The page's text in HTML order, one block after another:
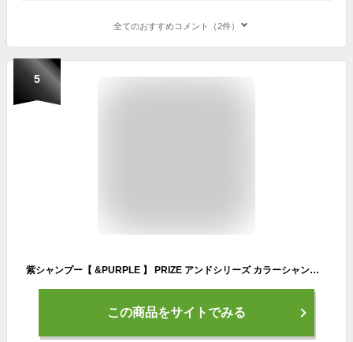
全てのおすすめコメント（2件）
5
紫シャンプー【 &PURPLE 】 PRIZE アンドシリーズ カラーシャンプー アンドパープル 250ml 500ml 1000ml ノンシリコン サロン専売品 美容室専売 濃い ムラサキシャンプー ムラシャン ハイトーンカラー 黄ばみ防止 オーガニック パープル
この商品をサイトでみる